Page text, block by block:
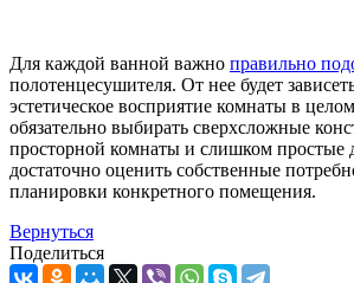
Для каждой ванной важно правильно
полотенцесушителя. От нее будет
эстетическое восприятие комнаты в
обязательно выбирать сверхсложные
просторной комнаты и слишком простые
достаточно оценить собственные
планировки конкретного помещения.
Вернуться
Поделиться